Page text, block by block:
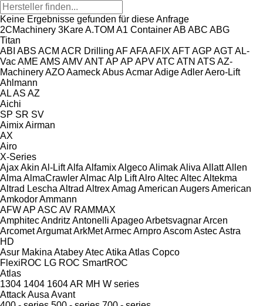
Keine Ergebnisse gefunden für diese Anfrage
2CMachinery 3KareA.TOM A1 ContainerAB ABC ABG
Titan
ABI ABS ACM ACR Drilling AFAFAAFIX AFTAGP AGTAL-
VacAME AMS AMVANTAP AP APVATC ATN ATS AZ-
MachineryAZOAameckAbusAcmarAdigeAdlerAero-Lift
Ahlmann
ALAS AZ
Aichi
SP SR SV
AimixAirman
AX
Airo
X-Series
AjaxAkin Al-LiftAlfa AlfamixAlgecoAlimakAliva AllattAllen
Alma AlmaCrawlerAlmacAlp LiftAlroAltecAltecAltekma
Altrad Lescha Altrad AltrexAmag American AugersAmerican
AmkodorAmmann
AFWAP ASC AV RAMMAX
AmphitecAndritz Antonelli ApageoArbetsvagnarArcen
ArcometArgumatArkMetArmecArnproAscomAstecAstra
HD
Asur Makina AtabeyAtecAtika Atlas Copco
FlexiROC LG ROC SmartROC
Atlas
1304 1404 1604AR MH W series
AttackAusa Avant